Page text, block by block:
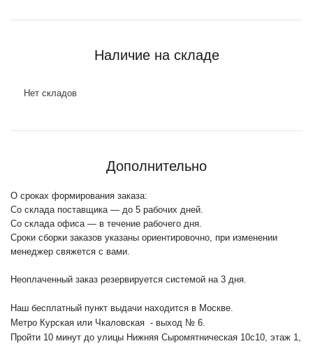
Наличие на складе
Нет складов
Дополнительно
О сроках формирования заказа:
Со склада поставщика — до 5 рабочих дней.
Со склада офиса — в течение рабочего дня.
Сроки сборки заказов указаны ориентировочно, при изменении
менеджер свяжется с вами.
Неоплаченный заказ резервируется системой на 3 дня.
Наш бесплатный пункт выдачи находится в Москве.
Метро Курская или Чкаловская - выход № 6.
Пройти 10 минут до улицы Нижняя Сыромятническая 10с10, этаж 1,